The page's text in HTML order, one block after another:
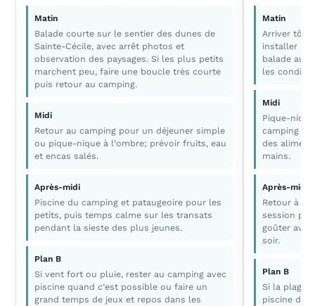
Matin
Balade courte sur le sentier des dunes de
Sainte-Cécile, avec arrêt photos et
observation des paysages. Si les plus petits
marchent peu, faire une boucle très courte
puis retour au camping.
Midi
Retour au camping pour un déjeuner simple
ou pique-nique à l’ombre; prévoir fruits, eau
et encas salés.
Après-midi
Piscine du camping et pataugeoire pour les
petits, puis temps calme sur les transats
pendant la sieste des plus jeunes.
Plan B
Si vent fort ou pluie, rester au camping avec
piscine quand c’est possible ou faire un
grand temps de jeux et repos dans les
Matin
Arriver tôt à
installer le
balade au
les
Midi
Pique-
camping
des
mains.
Après-midi
Retour à la
session
goûter
soir.
Plan B
Si la plage
piscine du